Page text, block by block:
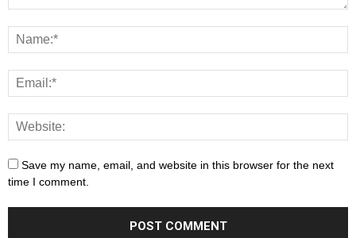
Save my name, email, and website in this browser for the next
time I comment.